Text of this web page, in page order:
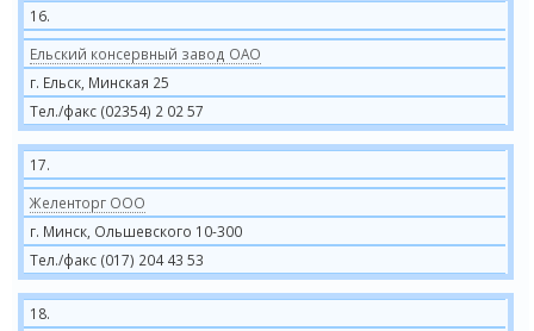
16.
Ельский консервный завод ОАО
г. Ельск, Минская 25
Тел./факс (02354) 2 02 57
17.
Желенторг ООО
г. Минск, Ольшевского 10-300
Тел./факс (017) 204 43 53
18.